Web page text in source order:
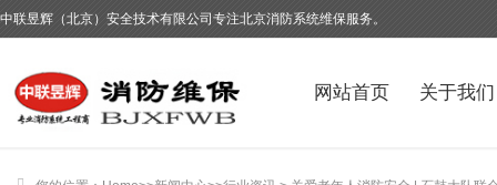
中联昱辉（北京）安全技术有限公司专注北京消防系统维保服务。
网站首页 关于我们